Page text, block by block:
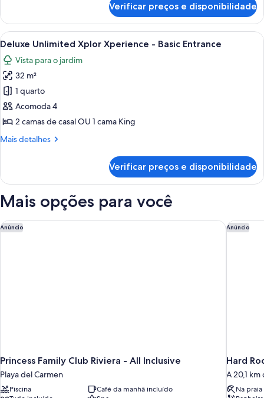
-
Basic
Entrance)
Suite
(Level
Unlimited
Xcaret
Xperience
Basic
Entrance)
Verificar preços e disponibilidade
Carrega
todas
as
fotos
de
Deluxe
Unlimited
Xperience
Entrance
Quarto de hotel com duas camas,
5
Deluxe Unlimited Xplor Xperience - Basic Entrance
Vista para o jardim
32 m²
1 quarto
Acomoda 4
2 camas de casal OU 1 cama King
Mais detalhes
Mais
Unlimited
Xperience
Basic
Entrance
Verificar preços e disponibilidade
Mais opções para você
Anúncio
Princess Family Club Riviera - All Inclusive
Playa del Carmen
Piscina
Café da manhã incluído
Princess Family Club Riviera - All Inclusive Anúncio
A 20,1
Na
Hard